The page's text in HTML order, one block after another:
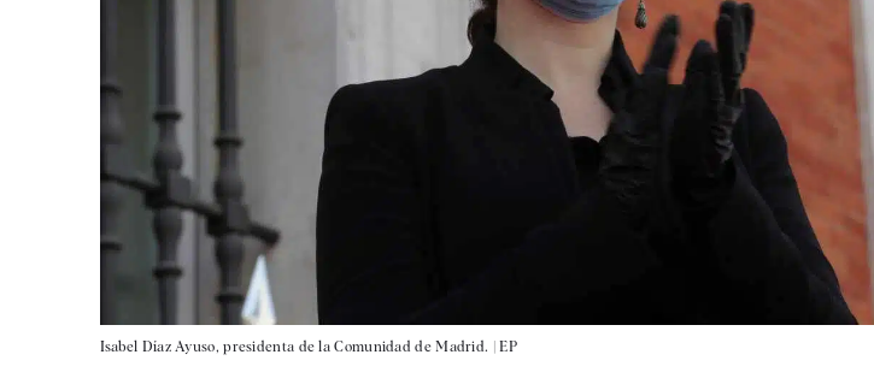
Isabel Díaz Ayuso, presidenta de la Comunidad de Madrid. |EP